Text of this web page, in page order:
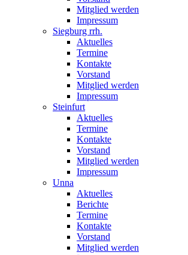
Mitglied werden
Impressum
Siegburg rrh.
Aktuelles
Termine
Kontakte
Vorstand
Mitglied werden
Impressum
Steinfurt
Aktuelles
Termine
Kontakte
Vorstand
Mitglied werden
Impressum
Unna
Aktuelles
Berichte
Termine
Kontakte
Vorstand
Mitglied werden